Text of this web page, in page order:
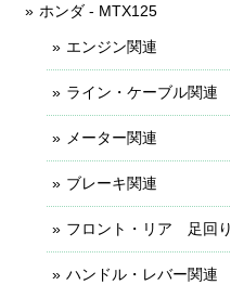
ホンダ - MTX125
エンジン関連
ライン・ケーブル関連
メーター関連
ブレーキ関連
フロント・リア 足回り
ハンドル・レバー関連